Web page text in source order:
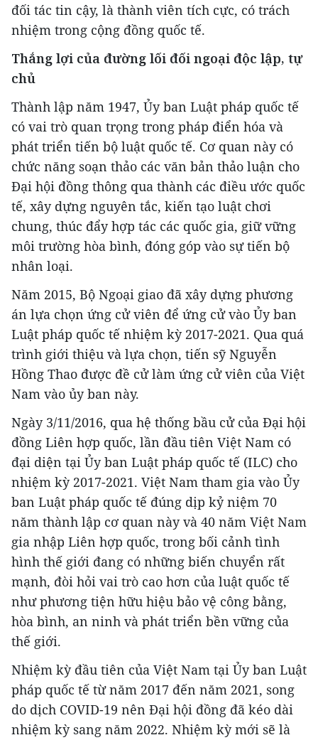
đối tác tin cậy, là thành viên tích cực, có trách
nhiệm trong cộng đồng quốc tế.
Thắng lợi của đường lối đối ngoại độc lập, tự
chủ
Thành lập năm 1947, Ủy ban Luật pháp quốc tế
có vai trò quan trọng trong pháp điển hóa và
phát triển tiến bộ luật quốc tế. Cơ quan này có
chức năng soạn thảo các văn bản thảo luận cho
Đại hội đồng thông qua thành các điều ước quốc
tế, xây dựng nguyên tắc, kiến tạo luật chơi
chung, thúc đẩy hợp tác các quốc gia, giữ vững
môi trường hòa bình, đóng góp vào sự tiến bộ
nhân loại.
Năm 2015, Bộ Ngoại giao đã xây dựng phương
án lựa chọn ứng cử viên để ứng cử vào Ủy ban
Luật pháp quốc tế nhiệm kỳ 2017-2021. Qua quá
trình giới thiệu và lựa chọn, tiến sỹ Nguyễn
Hồng Thao được đề cử làm ứng cử viên của Việt
Nam vào ủy ban này.
Ngày 3/11/2016, qua hệ thống bầu cử của Đại hội
đồng Liên hợp quốc, lần đầu tiên Việt Nam có
đại diện tại Ủy ban Luật pháp quốc tế (ILC) cho
nhiệm kỳ 2017-2021. Việt Nam tham gia vào Ủy
ban Luật pháp quốc tế đúng dịp kỷ niệm 70
năm thành lập cơ quan này và 40 năm Việt Nam
gia nhập Liên hợp quốc, trong bối cảnh tình
hình thế giới đang có những biến chuyển rất
mạnh, đòi hỏi vai trò cao hơn của luật quốc tế
như phương tiện hữu hiệu bảo vệ công bằng,
hòa bình, an ninh và phát triển bền vững của
thế giới.
Nhiệm kỳ đầu tiên của Việt Nam tại Ủy ban Luật
pháp quốc tế từ năm 2017 đến năm 2021, song
do dịch COVID-19 nên Đại hội đồng đã kéo dài
nhiệm kỳ sang năm 2022. Nhiệm kỳ mới sẽ là